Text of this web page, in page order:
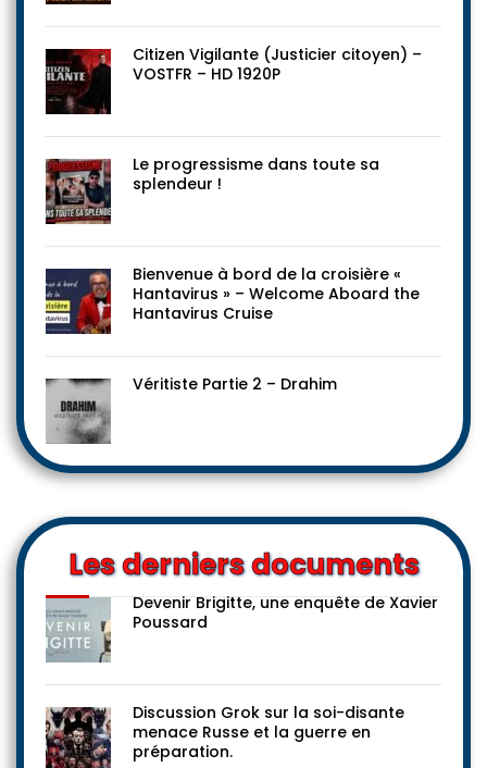
Citizen Vigilante (Justicier citoyen) –
VOSTFR – HD 1920P
Le progressisme dans toute sa
splendeur !
Bienvenue à bord de la croisière «
Hantavirus » – Welcome Aboard the
Hantavirus Cruise
Véritiste Partie 2 – Drahim
Les derniers documents
Devenir Brigitte, une enquête de Xavier
Poussard
Discussion Grok sur la soi-disante
menace Russe et la guerre en
préparation.